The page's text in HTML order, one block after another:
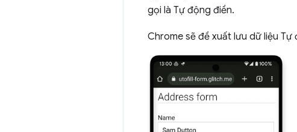
gọi là Tự động điền.
Chrome sẽ đề xuất lưu dữ liệu